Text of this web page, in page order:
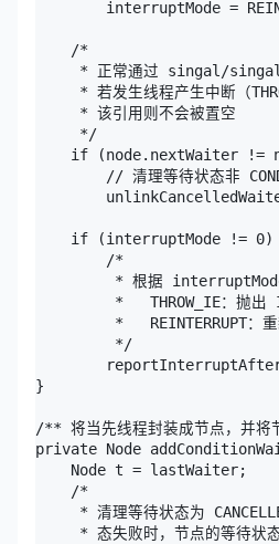
interruptMode =
    /*
* 正常通过 singal/
* 若发生线程产生中断（
     * 该引用则不会被置空
     */
if (node.nextWaiter !=
// 清理等待状态非
    if (interruptMode != 0)
        /*
* 根据 interruptMode
*   THROW_IE：抛出
*   REINTERRUPT：重
         */
}
/** 将当先线程封装成节点，并将
private Node
    Node t = lastWaiter;
    /*
* 清理等待状态为
* 态失败时，节点的等待状